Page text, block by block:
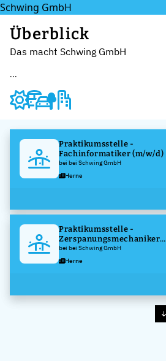
Schwing GmbH
Überblick
Das macht Schwing GmbH
...
Praktikumsstelle -
Fachinformatiker (m/w/d)
bei bei Schwing GmbH
Herne
Praktikumsstelle -
Zerspanungsmechaniker
(m/w/d)
bei bei Schwing GmbH
Herne